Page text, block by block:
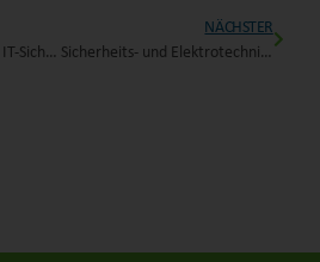
Das neue Zeitalter der IT-Sicherheit – Einblicke in die NIS-2-Richtlinie
NÄCHSTER
Sicherheits- und Elektrotechnik-Experten trafen sich zum B.I.N.S.S.-Sicherheitsbrunch